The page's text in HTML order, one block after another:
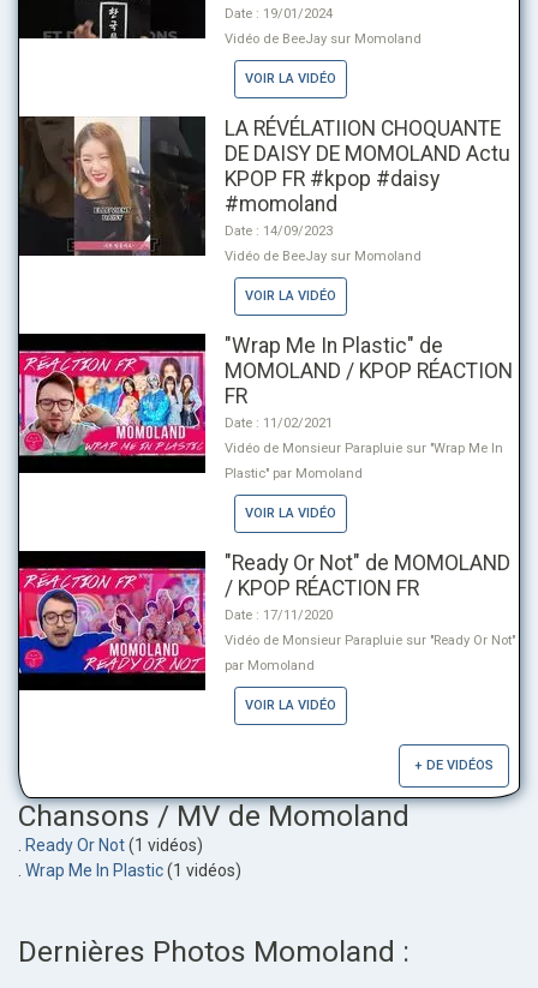
Date : 19/01/2024
Vidéo de BeeJay sur Momoland
VOIR LA VIDÉO
LA RÉVÉLATIION CHOQUANTE
DE DAISY DE MOMOLAND Actu
KPOP FR #kpop #daisy
#momoland
Date : 14/09/2023
Vidéo de BeeJay sur Momoland
VOIR LA VIDÉO
"Wrap Me In Plastic" de
MOMOLAND / KPOP RÉACTION
FR
Date : 11/02/2021
Vidéo de Monsieur Parapluie sur "Wrap Me In
Plastic" par Momoland
VOIR LA VIDÉO
"Ready Or Not" de MOMOLAND
/ KPOP RÉACTION FR
Date : 17/11/2020
Vidéo de Monsieur Parapluie sur "Ready Or Not"
par Momoland
VOIR LA VIDÉO
+ DE VIDÉOS
Chansons / MV de Momoland
Ready Or Not(1 vidéos)
Wrap Me In Plastic(1 vidéos)
Dernières Photos Momoland :